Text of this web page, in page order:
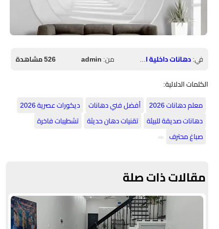
في:دهانات داخلية الرياض من:admin
526 مشاهدة
الكلمات الدلالية:
معلم دهانات 2026
​أفضل فني دهانات
​ديكورات عصرية 2026
​دهانات صديقة للبيئة
​تقنيات دهان حديثة
​تشطيبات فاخرة
​صباغ محترف
مقالات ذات صلة